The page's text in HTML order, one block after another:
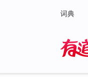
词典